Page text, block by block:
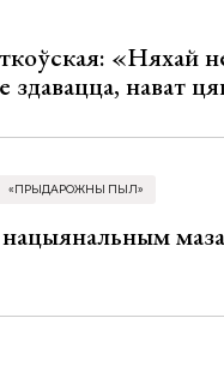
«Няхай
здавацца, нават
«ПРЫДАРОЖНЫ ПЫЛ»